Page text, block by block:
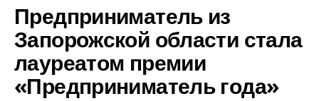
Предприниматель из
Запорожской области стала
лауреатом премии
«Предприниматель года»